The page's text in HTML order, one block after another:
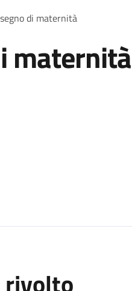
di maternità
maternità